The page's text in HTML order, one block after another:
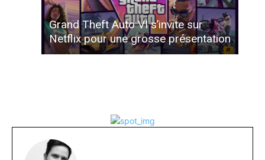
Grand Theft Auto VI s’invite sur
Netflix pour une grosse présentation